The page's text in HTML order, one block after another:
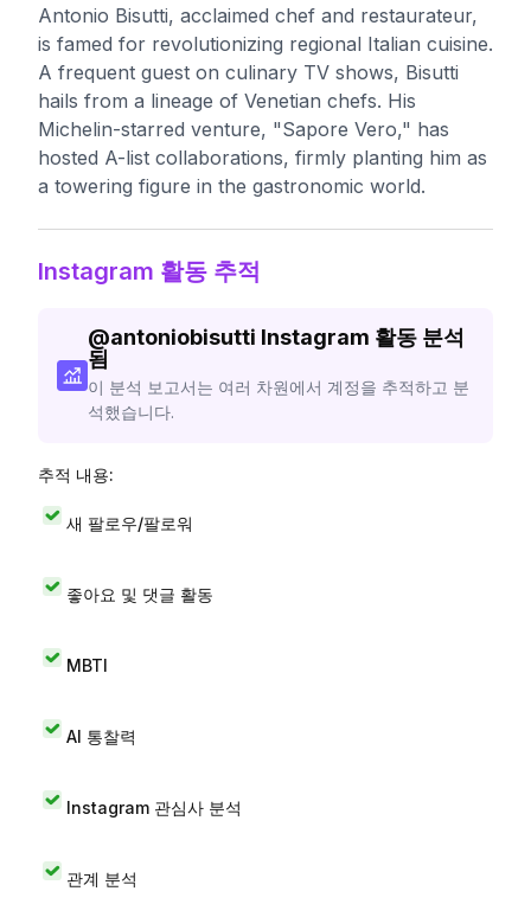
Antonio Bisutti, acclaimed chef and restaurateur,
is famed for revolutionizing regional Italian cuisine.
A frequent guest on culinary TV shows, Bisutti
hails from a lineage of Venetian chefs. His
Michelin-starred venture, "Sapore Vero," has
hosted A-list collaborations, firmly planting him as
a towering figure in the gastronomic world.
Instagram 활동 추적
@antoniobisutti Instagram 활동 분석
됨
이 분석 보고서는 여러 차원에서 계정을 추적하고 분
석했습니다.
추적 내용:
새 팔로우/팔로워
좋아요 및 댓글 활동
MBTI
AI 통찰력
Instagram 관심사 분석
관계 분석